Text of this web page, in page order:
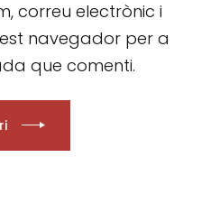
correu electrònic i
navegador per a
que comenti.